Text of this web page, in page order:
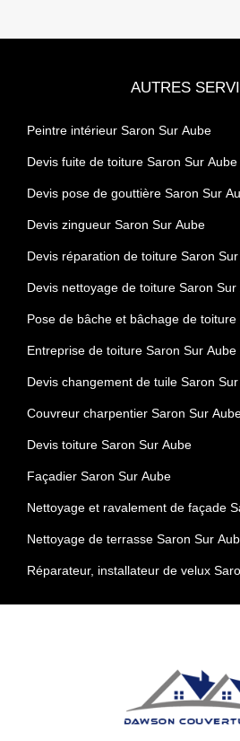
AUTRES
Peintre intérieur Saron Sur Aube
Devis fuite de toiture Saron Sur Aube
Devis pose de gouttière Saron Sur
Devis zingueur Saron Sur Aube
Devis réparation de toiture Saron
Devis nettoyage de toiture Saron Sur
Pose de bâche et bâchage de
Entreprise de toiture Saron Sur Aube
Devis changement de tuile Saron
Couvreur charpentier Saron Sur
Devis toiture Saron Sur Aube
Façadier Saron Sur Aube
Nettoyage et ravalement de façade
Nettoyage de terrasse Saron Sur
Réparateur, installateur de velux